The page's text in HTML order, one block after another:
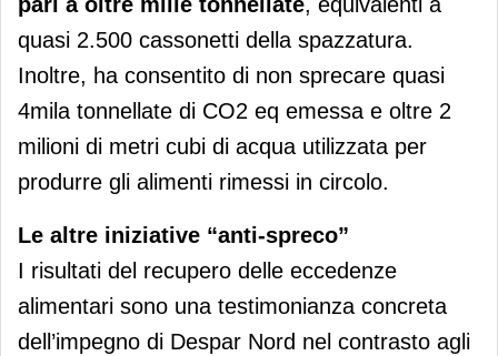
quasi 2.500 cassonetti della spazzatura.
Inoltre, ha consentito di non sprecare quasi
4mila tonnellate di CO2 eq emessa e oltre 2
milioni di metri cubi di acqua utilizzata per
produrre gli alimenti rimessi in circolo.
Le altre iniziative “anti-spreco”
I risultati del recupero delle eccedenze
alimentari sono una testimonianza concreta
dell’impegno di Despar Nord nel contrasto agli